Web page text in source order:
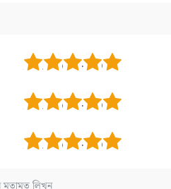
5
4
3
2
5
4
3
2
5
4
3
2